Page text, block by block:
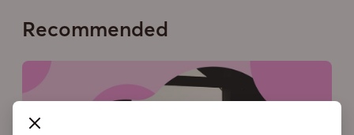
Recommended